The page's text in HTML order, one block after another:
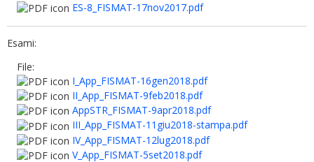
ES-8_FISMAT-17nov2017.pdf
Esami:
File:
I_App_FISMAT-16gen2018.pdf
II_App_FISMAT-9feb2018.pdf
AppSTR_FISMAT-9apr2018.pdf
III_App_FISMAT-11giu2018-stampa.pdf
IV_App_FISMAT-12lug2018.pdf
V_App_FISMAT-5set2018.pdf